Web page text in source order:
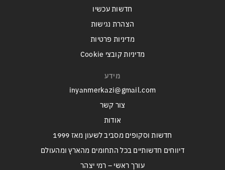
חדשות עכשיו
הצהרת נגישות
מדיניות פרטיות
מדיניות קובצי Cookie
מידע
inyanmerkazi@gmail.com
צור קשר
אודות
חדשות וסקופים מסביב לשעון מאז 1999
דיווחים חדשותיים בכל התחומים מהארץ ומהעולם
עורך ראשי – רמי יצהר